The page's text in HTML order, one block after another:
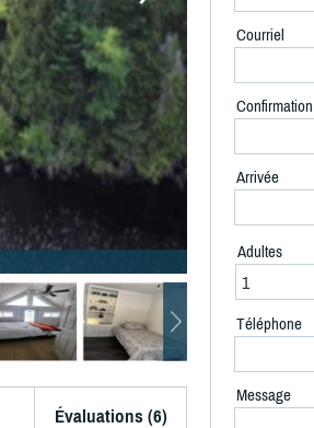
Évaluations (6)
Courriel
Arrivée
Adultes
Téléphone
Message